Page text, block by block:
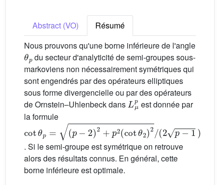
Abstract (VO)
Résumé
Nous prouvons qu'une borne inférieure de l'angle
θp
du secteur d'analyticité de semi-groupes sous-
markoviens non nécessairement symétriques qui
sont engendrés par des opérateurs elliptiques
sous forme divergencielle ou par des opérateurs
de Ornstein–Uhlenbeck dans
Lμp
est donnée par
la formule
2(cotθ2)2/(2p−1)
. Si le semi-groupe est symétrique on retrouve
alors des résultats connus. En général, cette
borne inférieure est optimale.